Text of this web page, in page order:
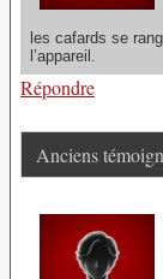
les cafards se
l’appareil.
Répondre
Anciens